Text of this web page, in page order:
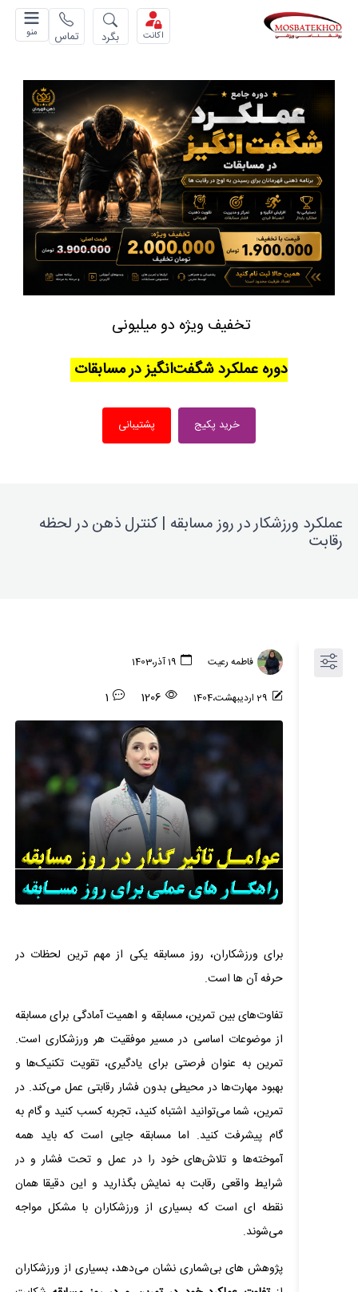
منو تماس بگرد اکانت
تخفیف ویژه دو میلیونی
دوره عملکرد شگفت‌انگیز در مسابقات
خرید پکیج پشتیبانی
عملکرد ورزشکار در روز مسابقه | کنترل ذهن در لحظه
رقابت
فاطمه رعیت 19 آذر،1403
29 ارديبهشت،1404 1206
1
برای ورزشکاران، روز مسابقه یکی از مهم ترین لحظات در
حرفه آن ها است.
تفاوت‌های بین تمرین، مسابقه و اهمیت آمادگی برای مسابقه
از موضوعات اساسی در مسیر موفقیت هر ورزشکاری است.
تمرین به عنوان فرصتی برای یادگیری، تقویت تکنیک‌ها و
بهبود مهارت‌ها در محیطی بدون فشار رقابتی عمل می‌کند. در
تمرین، شما می‌توانید اشتباه کنید، تجربه کسب کنید و گام به
گام پیشرفت کنید. اما مسابقه جایی است که باید همه
آموخته‌ها و تلاش‌های خود را در عمل و تحت فشار و در
شرایط واقعی رقابت به نمایش بگذارید و این دقیقا همان
نقطه ای است که بسیاری از ورزشکاران با مشکل مواجه
می‌شوند.
پژوهش های بی‌شماری نشان می‌دهد، بسیاری از ورزشکاران